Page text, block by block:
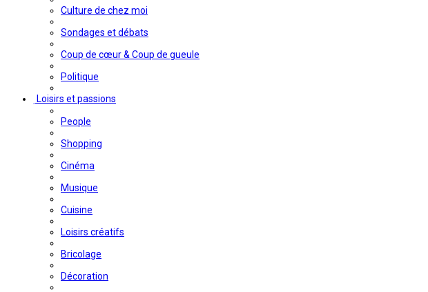
Culture de chez moi
Sondages et débats
Coup de cœur & Coup de gueule
Politique
Loisirs et passions
People
Shopping
Cinéma
Musique
Cuisine
Loisirs créatifs
Bricolage
Décoration